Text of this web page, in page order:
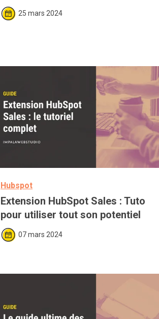
25 mars 2024
Hubspot
Extension HubSpot Sales : Tuto
pour utiliser tout son potentiel
07 mars 2024